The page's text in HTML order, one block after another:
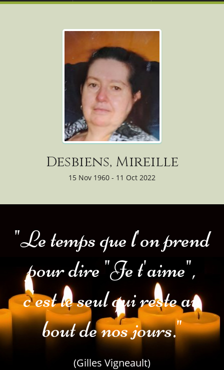
Desbiens, Mireille
15 Nov 1960 - 11 Oct 2022
"Le temps que l'on prend
pour dire "Je t'aime",
c'est le seul qui reste au
bout de nos jours."
(Gilles Vigneault)